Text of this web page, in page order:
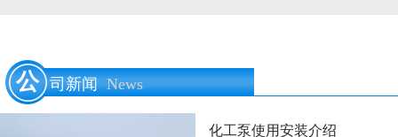
公 司新闻 News
化工泵使用安装介绍